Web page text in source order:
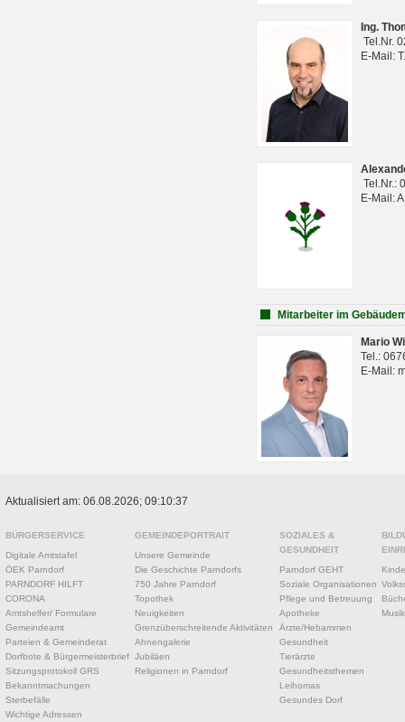
Ing.
Tel.Nr.
E-Mail:
Tel.Nr.:
E-Mail:
Mitarbeiter im
Mario
Tel.:
E-Mail:
Aktualisiert am: 06.08.2026; 09:10:37
BÜRGERSERVICE
Digitale Amtstafel
ÖEK Parndorf
PARNDORF HILFT
CORONA
Amtshelfer/ Formulare
Gemeindeamt
Parteien & Gemeinderat
Dorfbote & Bürgermeisterbrief
Sitzungsprotokoll GRS
Bekanntmachungen
Sterbefälle
Wichtige Adressen
GEMEINDEPORTRAIT
Unsere Gemeinde
Die Geschichte Parndorfs
750 Jahre Parndorf
Topothek
Neuigkeiten
Grenzüberschreitende Aktivitäten
Ahnengalerie
Jubiläen
Religionen in Parndorf
SOZIALES &
GESUNDHEIT
Parndorf GEHT
Soziale Organisationen
Pflege und Betreuung
Apotheke
Ärzte/Hebammen
Gesundheit
Tierärzte
Gesundheitsthemen
Leihomas
Gesundes Dorf